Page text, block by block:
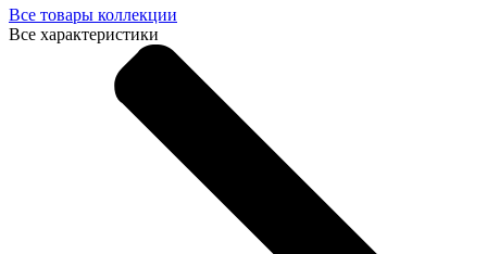
Все товары коллекции
Все характеристики